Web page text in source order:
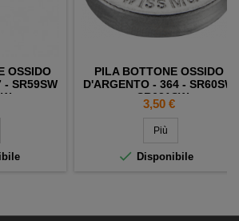
OSSIDO
- SR59SW
PILA BOTTONE OSSIDO
D'ARGENTO - 364 - SR60SW
- SR621SW
Prezzo
3,50 €
Più
 Disponibile